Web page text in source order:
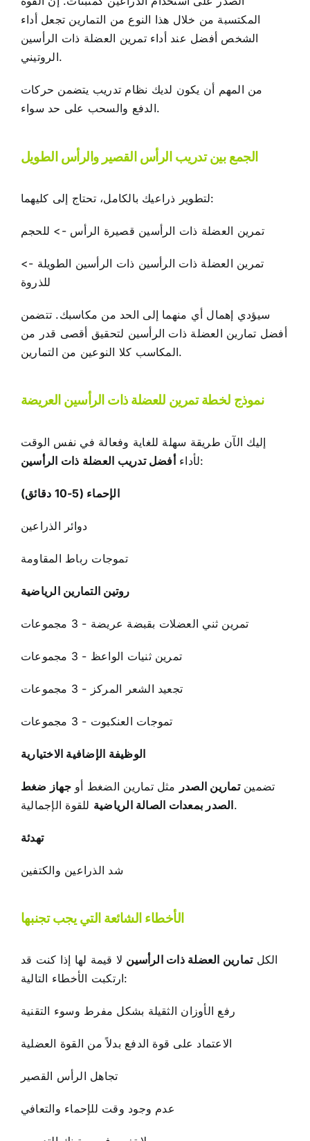
المكتسبة من خلال هذا النوع من التمارين تجعل أداء
الشخص أفضل عند أداء تمرين العضلة ذات الرأسين
الروتيني.
من المهم أن يكون لديك نظام تدريب يتضمن حركات
الدفع والسحب على حد سواء.
الجمع بين تدريب الرأس القصير والرأس الطويل
لتطوير ذراعيك بالكامل، تحتاج إلى كليهما:
تمرين العضلة ذات الرأسين قصيرة الرأس -> للحجم
تمرين العضلة ذات الرأسين ذات الرأسين الطويلة ->
للذروة
سيؤدي إهمال أي منهما إلى الحد من مكاسبك. تتضمن
أفضل تمارين العضلة ذات الرأسين لتحقيق أقصى قدر من
المكاسب كلا النوعين من التمارين.
نموذج لخطة تمرين للعضلة ذات الرأسين العريضة
إليك الآن طريقة سهلة للغاية وفعالة في نفس الوقت
لأداءأفضل تدريب العضلة ذات الرأسين :
الإحماء (5-10 دقائق)
دوائر الذراعين
تموجات رباط المقاومة
روتين التمارين الرياضية
تمرين ثني العضلات بقبضة عريضة - 3 مجموعات
تمرين ثنيات الواعظ - 3 مجموعات
تجعيد الشعر المركز - 3 مجموعات
تموجات العنكبوت - 3 مجموعات
الوظيفة الإضافية الاختيارية
تضمينتمارين الصدر مثل تمارين الضغط أوجهاز ضغط
الصدر بمعدات الصالة الرياضيةللقوة الإجمالية.
تهدئة
شد الذراعين والكتفين
الأخطاء الشائعة التي يجب تجنبها
الكلتمارين العضلة ذات الرأسين لا قيمة لها إذا كنت قد
ارتكبت الأخطاء التالية:
رفع الأوزان الثقيلة بشكل مفرط وسوء التقنية
الاعتماد على قوة الدفع بدلاً من القوة العضلية
تجاهل الرأس القصير
عدم وجود وقت للإحماء والتعافي